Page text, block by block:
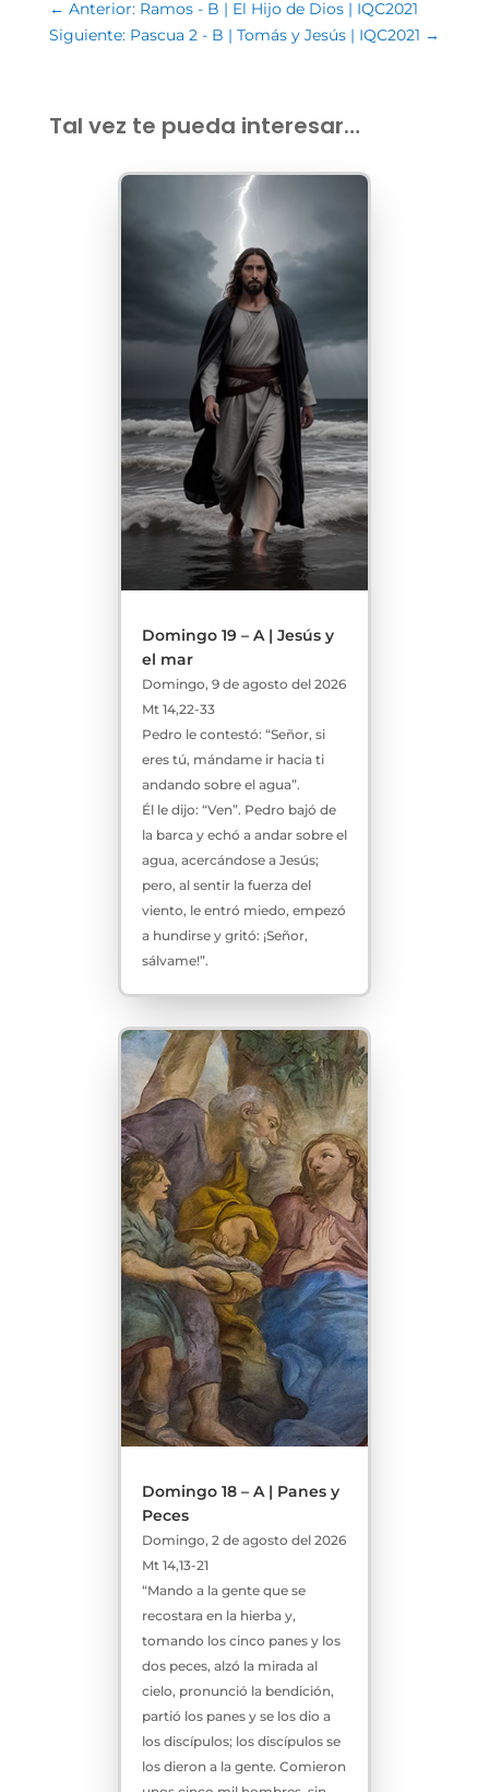
← Anterior: Ramos - B | El Hijo de Dios | IQC2021
Siguiente: Pascua 2 - B | Tomás y Jesús | IQC2021 →
Tal vez te pueda interesar…
Domingo 19 – A | Jesús y
el mar
Domingo, 9 de agosto del 2026
Mt 14,22-33
Pedro le contestó: “Señor, si
eres tú, mándame ir hacia ti
andando sobre el agua”.
Él le dijo: “Ven”. Pedro bajó de
la barca y echó a andar sobre el
agua, acercándose a Jesús;
pero, al sentir la fuerza del
viento, le entró miedo, empezó
a hundirse y gritó: ¡Señor,
sálvame!”.
Domingo 18 – A | Panes y
Peces
Domingo, 2 de agosto del 2026
Mt 14,13-21
“Mando a la gente que se
recostara en la hierba y,
tomando los cinco panes y los
dos peces, alzó la mirada al
cielo, pronunció la bendición,
partió los panes y se los dio a
los discípulos; los discípulos se
los dieron a la gente. Comieron